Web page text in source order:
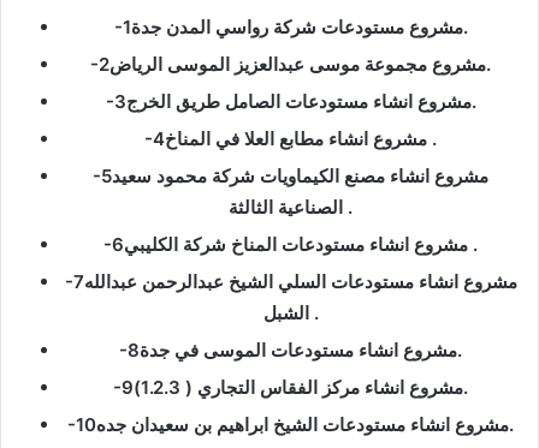
-1مشروع مستودعات شركة رواسي المدن جدة.
-2مشروع مجموعة موسى عبدالعزيز الموسى الرياض.
-3مشروع انشاء مستودعات الصامل طريق الخرج.
-4مشروع انشاء مطابع العلا في المناخ .
-5مشروع انشاء مصنع الكيماويات شركة محمود سعيد
الصناعية الثالثة .
-6مشروع انشاء مستودعات المناخ شركة الكليبي .
-7مشروع انشاء مستودعات السلي الشيخ عبدالرحمن عبدالله
الشبل .
-8مشروع انشاء مستودعات الموسى في جدة.
-9مشروع انشاء مركز الفقاس التجاري ( 1.2.3).
-10مشروع انشاء مستودعات الشيخ ابراهيم بن سعيدان جده.